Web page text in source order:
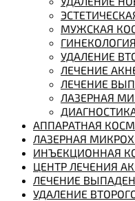
МУЖСКАЯ
ГИНЕКОЛОГИЯ
УДАЛЕНИЕ
ЛЕЧЕНИЕ
ЛЕЧЕНИЕ
ЛАЗЕРНАЯ
АППАРАТНАЯ
ЛАЗЕРНАЯ
ИНЪЕКЦИОННАЯ
ЦЕНТР ЛЕЧЕНИЯ
ЛЕЧЕНИЕ
УДАЛЕНИЕ